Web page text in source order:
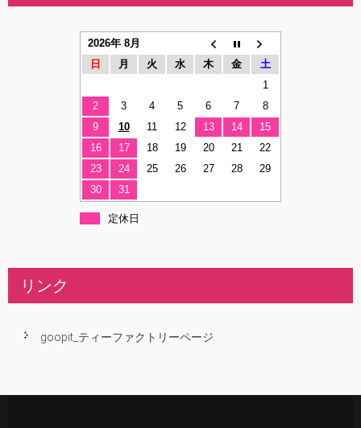
2026年 8月
日
月 火 水 木 金
土
1
2
3 4 5 6 7
8
9
10 11 12 13 14
15
16
17 18 19 20 21
22
23
24 25 26 27 28
29
30
31
定休日
リンク
goopit_ティーファクトリーページ